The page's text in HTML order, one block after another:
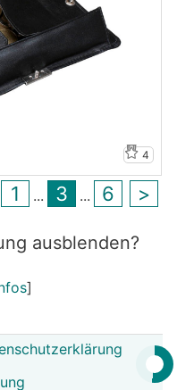
4
1 ... 3 ... 6 >
ausblenden?
]